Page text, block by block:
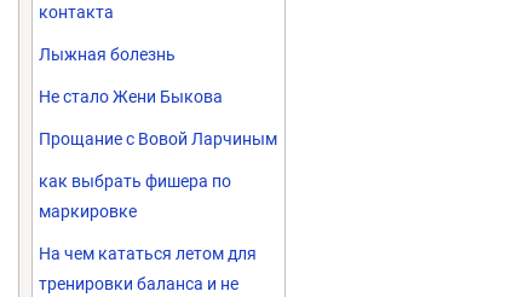
контакта
Лыжная болезнь
Не стало Жени Быкова
Прощание с Вовой Ларчиным
как выбрать фишера по
маркировке
На чем кататься летом для
тренировки баланса и не